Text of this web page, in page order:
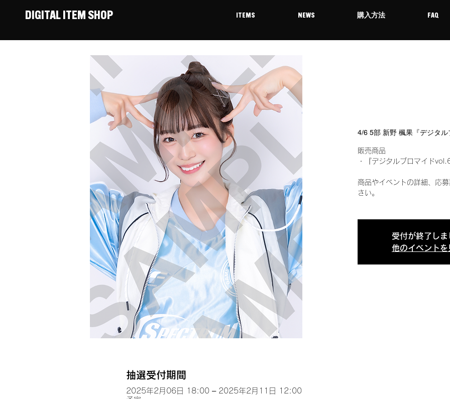
DIGITAL ITEM SHOP ITEMS NEWS 購入方法 FAQ
4/6 5部 新野 楓果『デジタ
販売商品
・『デジタルブロマイド
商品やイベントの詳細、応
さい。
受付が終了しま
他のイベントを
抽選受付期間
2025年2月06日 18:00 – 2025年2月11日 12:00